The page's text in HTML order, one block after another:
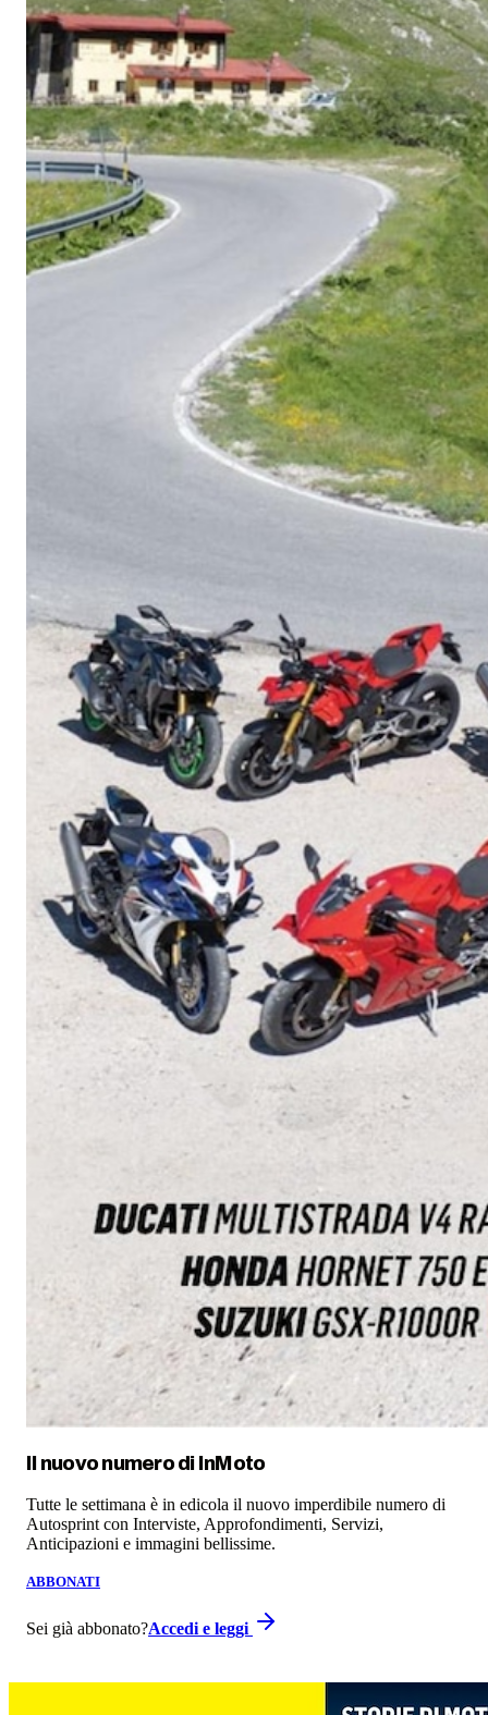
Il nuovo numero di InMoto
Tutte le settimana è in edicola il nuovo imperdibile numero di
Autosprint con Interviste, Approfondimenti, Servizi,
Anticipazioni e immagini bellissime.
ABBONATI
Sei già abbonato?Accedi e leggi